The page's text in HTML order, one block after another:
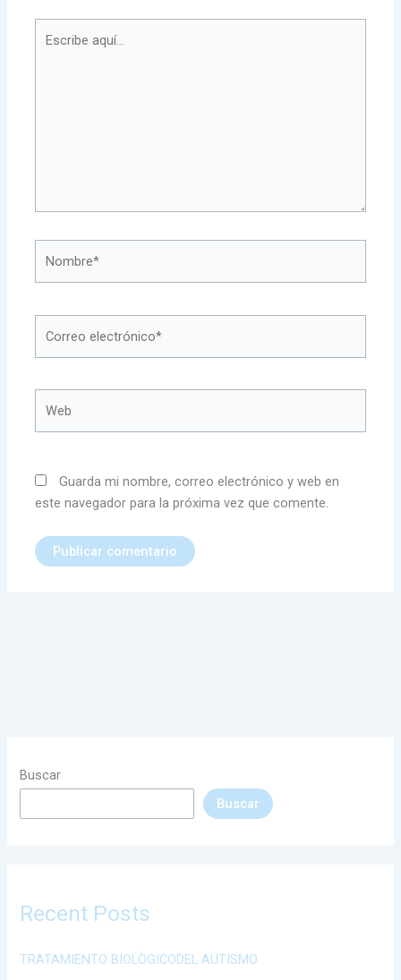
aquí...
electrónico*
Guarda mi nombre, correo electrónico y web en
este navegador para la próxima vez que comente.
Buscar
Buscar
Recent Posts
TRATAMIENTO BIOLÒGICODEL AUTISMO